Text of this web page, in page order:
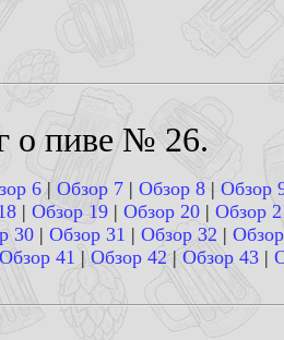
о пиве № 26.
6| Обзор 7 | Обзор 8 | Обзор
| Обзор 19 | Обзор 20 | Обзор
30 | Обзор 31 | Обзор 32 |
Обзор 41 | Обзор 42|Обзор 43|